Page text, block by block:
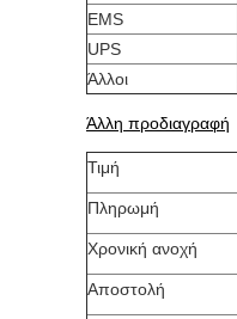
EMS
UPS
Άλλοι
Άλλη προδιαγραφή
Τιμή
Πληρωμή
Χρονική ανοχή
Αποστολή